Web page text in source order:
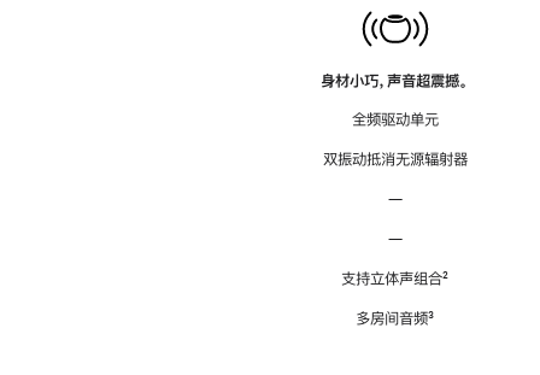
身材小巧，声音超震撼。
全频驱动单元
双振动抵消无源辐射器
—
—
支持立体声组合脚
²
多房间音频脚
³